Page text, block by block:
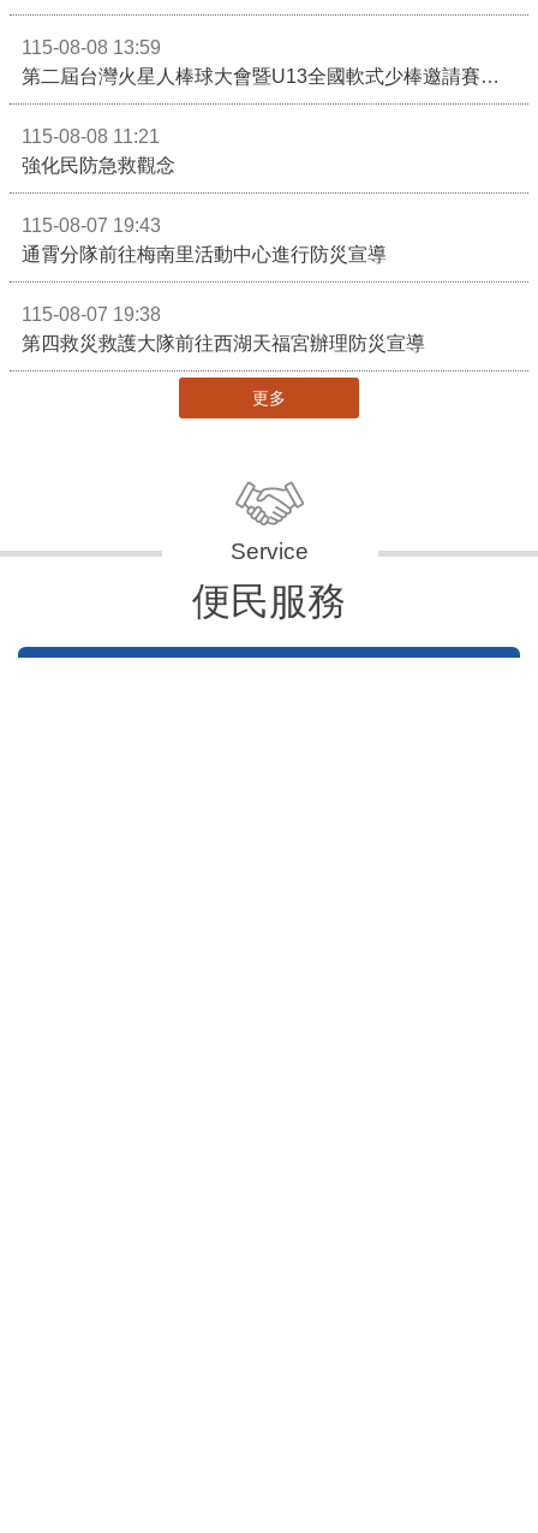
115-08-08 13:59
第二屆台灣火星人棒球大會暨U13全國軟式少棒邀請賽在苗栗舉辦
115-08-08 11:21
強化民防急救觀念
115-08-07 19:43
通霄分隊前往梅南里活動中心進行防災宣導
115-08-07 19:38
第四救災救護大隊前往西湖天福宮辦理防災宣導
更多
便民服務